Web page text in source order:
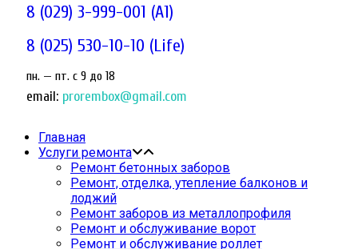
8 (029) 3-999-001 (A1)
8 (025) 530-10-10 (Life)
пн. — пт. c 9 до 18
email: prorembox@gmail.com
Главная
Услуги ремонта
Ремонт бетонных заборов
Ремонт, отделка, утепление балконов и
лоджий
Ремонт заборов из металлопрофиля
Ремонт и обслуживание ворот
Ремонт и обслуживание роллет